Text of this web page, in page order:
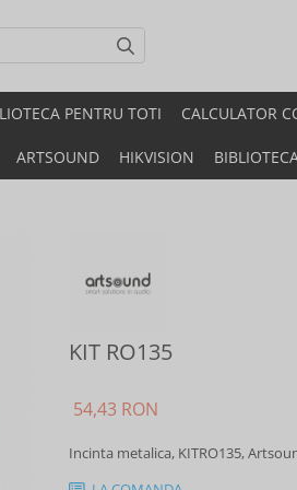
PENTRU TOTI CALCULATOR
ARTSOUND HIKVISION
KIT RO135
54,43 RON
Incinta metalica, KITRO135,